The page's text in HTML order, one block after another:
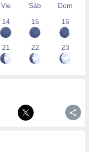
Vie Sáb
Dom
14 15 16
21 22 23